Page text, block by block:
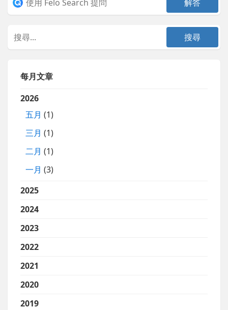
每月文章
2026
五月 (1)
三月 (1)
二月 (1)
一月 (3)
2025
2024
2023
2022
2021
2020
2019